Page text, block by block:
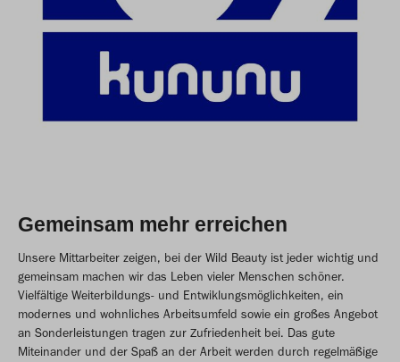
Gemeinsam mehr erreichen
Unsere Mittarbeiter zeigen, bei der Wild Beauty ist jeder wichtig und
gemeinsam machen wir das Leben vieler Menschen schöner.
Vielfältige Weiterbildungs- und Entwiklungsmöglichkeiten, ein
modernes und wohnliches Arbeitsumfeld sowie ein großes Angebot
an Sonderleistungen tragen zur Zufriedenheit bei. Das gute
Miteinander und der Spaß an der Arbeit werden durch regelmäßige